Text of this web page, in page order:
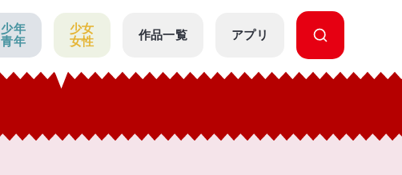
少年
青年
少女
女性
作品一覧 アプリ